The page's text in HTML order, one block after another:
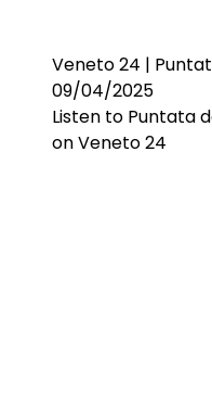
Veneto 24 |
09/04/2025
Listen to Puntata
on Veneto 24